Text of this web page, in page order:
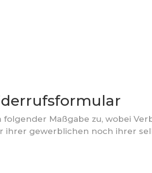
Maßgabe zu, wobei
ihrer gewerblichen noch ihrer